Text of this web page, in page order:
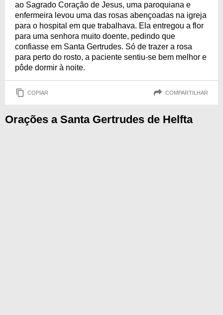
ao Sagrado Coração de Jesus, uma paroquiana e
enfermeira levou uma das rosas abençoadas na igreja
para o hospital em que trabalhava. Ela entregou a flor
para uma senhora muito doente, pedindo que
confiasse em Santa Gertrudes. Só de trazer a rosa
para perto do rosto, a paciente sentiu-se bem melhor e
pôde dormir à noite.
COPIAR COMPARTILHAR
Orações a Santa Gertrudes de Helfta